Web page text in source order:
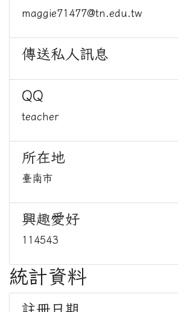
maggie71477@tn.edu.tw
傳送私人訊息
QQ
teacher
所在地
臺南市
興趣愛好
114543
統計資料
註冊日期